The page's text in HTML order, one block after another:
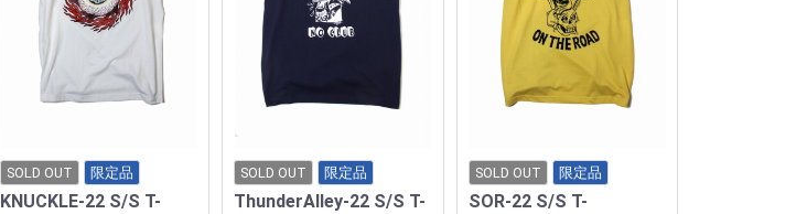
SOLD OUT 限定品
KNUCKLE-22 S/S T-
SOLD OUT 限定品
ThunderAlley-22 S/S T-
SOLD OUT 限定品
SOR-22 S/S T-